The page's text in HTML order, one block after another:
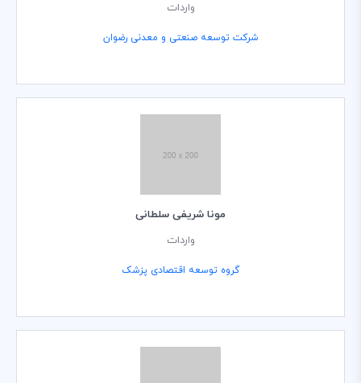
واردات
شرکت توسعه صنعتی و معدنی رضوان
مونا شریفی سلطانی
واردات
گروه توسعه اقتصادی پزشک